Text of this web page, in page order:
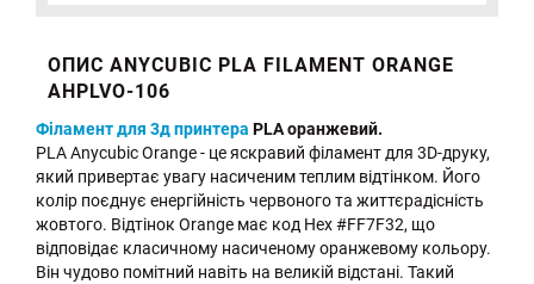
ОПИС ANYCUBIC PLA FILAMENT ORANGE
AHPLVO-106
Філамент для 3д принтера PLA оранжевий.
PLA Anycubic Orange - це яскравий філамент для 3D-друку,
який привертає увагу насиченим теплим відтінком. Його
колір поєднує енергійність червоного та життєрадісність
жовтого. Відтінок Orange має код Hex #FF7F32, що
відповідає класичному насиченому оранжевому кольору.
Він чудово помітний навіть на великій відстані. Такий